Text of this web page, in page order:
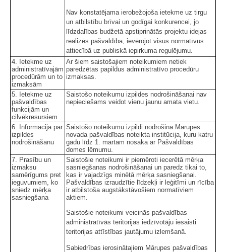
Nav konstatējama ierobežojoša ietekme uz tirgu
un atbilstību brīvai un godīgai konkurencei, jo
līdzdalības budžetā apstiprinātās projektu idejas
realizēs pašvaldība, ievērojot visus normatīvus
attiecībā uz publiskā iepirkuma regulējumu.
4. Ietekme uz
administratīvajām
procedūrām un to
izmaksām
Ar šiem saistošajiem noteikumiem netiek
paredzētas papildus administratīvo procedūru
izmaksas.
5. Ietekme uz
pašvaldības
funkcijām un
cilvēkresursiem
Saistošo noteikumu izpildes nodrošināšanai nav
nepieciešams veidot vienu jaunu amata vietu.
6. Informācija par
izpildes
nodrošināšanu
Saistošo noteikumu izpildi nodrošina Mārupes
novada pašvaldības noteikta institūcija, kuru katru
gadu līdz 1. martam nosaka ar Pašvaldības
domes lēmumu.
7. Prasību un
izmaksu
samērīgums pret
ieguvumiem, ko
sniedz mērķa
sasniegšana
Saistošie noteikumi ir piemēroti iecerētā mērķa
sasniegšanas nodrošināšanai un paredz tikai to,
kas ir vajadzīgs minētā mērķa sasniegšanai.
Pašvaldības izraudzītie līdzekļi ir leģitīmi un rīcība
ir atbilstoša augstākstāvošiem normatīviem
aktiem.
Saistošie noteikumi veicinās pašvaldības
administratīvās teritorijas iedzīvotāju iesaisti
teritorijas attīstības jautājumu izlemšanā.
Sabiedrības ierosinātajiem Mārupes pašvaldības